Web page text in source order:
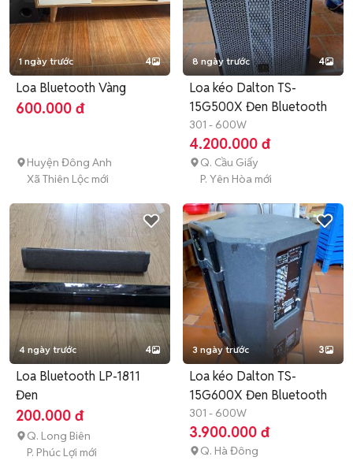
1 ngày trước 4
Loa Bluetooth Vàng
600.000 đ
Huyện Đông Anh
Xã Thiên Lộc mới
8 ngày trước 4
Loa kéo Dalton TS-
15G500X Đen Bluetooth
301 - 600W
4.200.000 đ
Q. Cầu Giấy
P. Yên Hòa mới
4 ngày trước 4
Loa Bluetooth LP-1811
Đen
200.000 đ
Q. Long Biên
P. Phúc Lợi mới
3 ngày trước 3
Loa kéo Dalton TS-
15G600X Đen Bluetooth
301 - 600W
3.900.000 đ
Q. Hà Đông